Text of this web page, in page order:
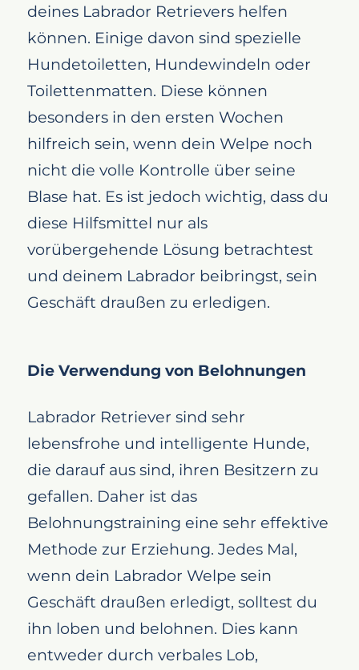
deines Labrador Retrievers helfen
können. Einige davon sind spezielle
Hundetoiletten, Hundewindeln oder
Toilettenmatten. Diese können
besonders in den ersten Wochen
hilfreich sein, wenn dein Welpe noch
nicht die volle Kontrolle über seine
Blase hat. Es ist jedoch wichtig, dass du
diese Hilfsmittel nur als
vorübergehende Lösung betrachtest
und deinem Labrador beibringst, sein
Geschäft draußen zu erledigen.
Die Verwendung von Belohnungen
Labrador Retriever sind sehr
lebensfrohe und intelligente Hunde,
die darauf aus sind, ihren Besitzern zu
gefallen. Daher ist das
Belohnungstraining eine sehr effektive
Methode zur Erziehung. Jedes Mal,
wenn dein Labrador Welpe sein
Geschäft draußen erledigt, solltest du
ihn loben und belohnen. Dies kann
entweder durch verbales Lob,